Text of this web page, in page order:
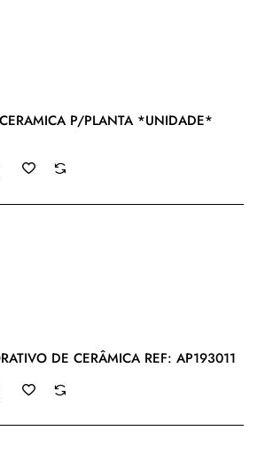
P/PLANTA *UNIDADE*
DE CERÂMICA REF: AP193011